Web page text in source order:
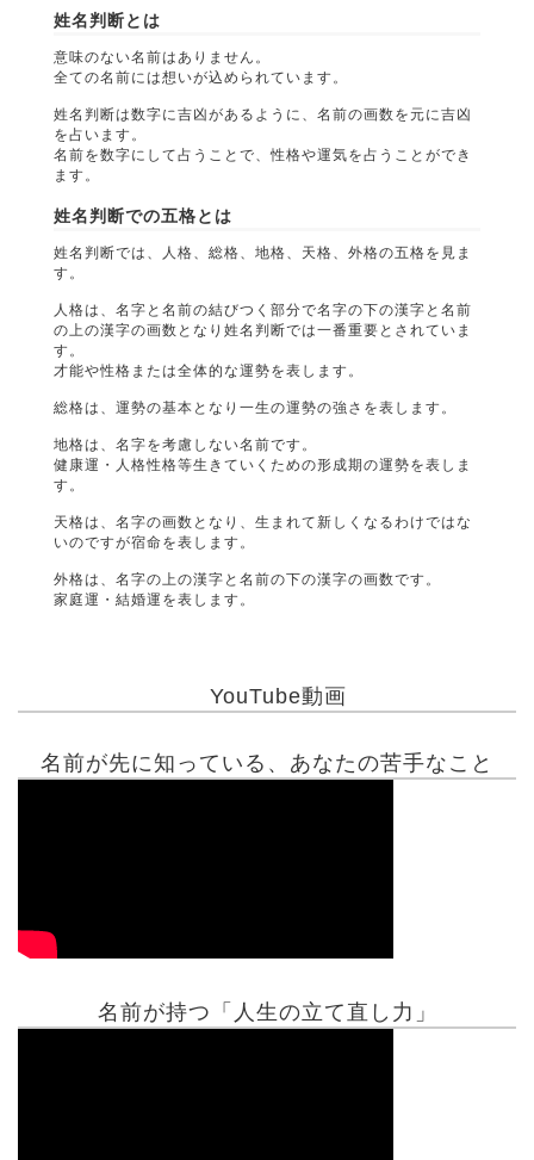
姓名判断とは
意味のない名前はありません。
全ての名前には想いが込められています。
姓名判断は数字に吉凶があるように、名前の画数を元に吉凶
を占います。
名前を数字にして占うことで、性格や運気を占うことができ
ます。
姓名判断での五格とは
姓名判断では、人格、総格、地格、天格、外格の五格を見ま
す。
人格は、名字と名前の結びつく部分で名字の下の漢字と名前
の上の漢字の画数となり姓名判断では一番重要とされていま
す。
才能や性格または全体的な運勢を表します。
総格は、運勢の基本となり一生の運勢の強さを表します。
地格は、名字を考慮しない名前です。
健康運・人格性格等生きていくための形成期の運勢を表しま
す。
天格は、名字の画数となり、生まれて新しくなるわけではな
いのですが宿命を表します。
外格は、名字の上の漢字と名前の下の漢字の画数です。
家庭運・結婚運を表します。
YouTube動画
名前が先に知っている、あなたの苦手なこと
名前が持つ「人生の立て直し力」